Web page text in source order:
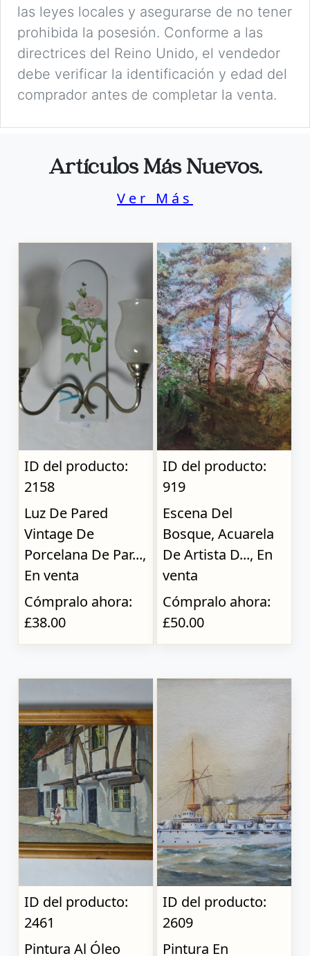
las leyes locales y asegurarse de no tener
prohibida la posesión. Conforme a las
directrices del Reino Unido, el vendedor
debe verificar la identificación y edad del
comprador antes de completar la venta.
Artículos Más Nuevos.
Ver Más
ID del producto:
2158
Luz De Pared
Vintage De
Porcelana De Par...,
En venta
Cómpralo ahora:
£38.00
ID del producto:
919
Escena Del
Bosque, Acuarela
De Artista D..., En
venta
Cómpralo ahora:
£50.00
ID del producto:
2461
Pintura Al Óleo
ID del producto:
2609
Pintura En